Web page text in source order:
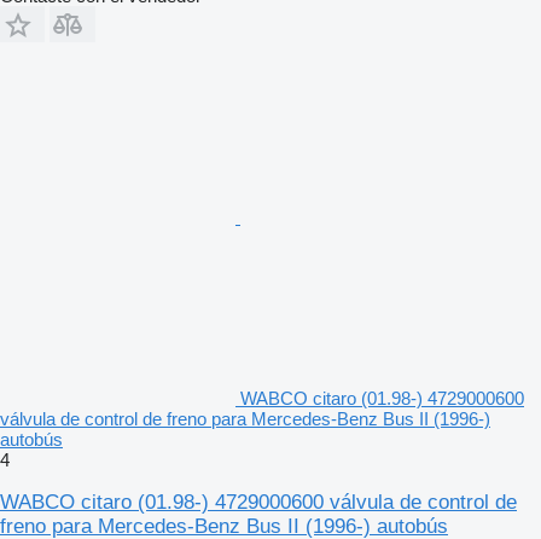
WABCO citaro (01.98-) 4729000600
válvula de control de freno para Mercedes-Benz Bus II (1996-)
autobús
4
WABCO citaro (01.98-) 4729000600 válvula de control de
freno para Mercedes-Benz Bus II (1996-) autobús